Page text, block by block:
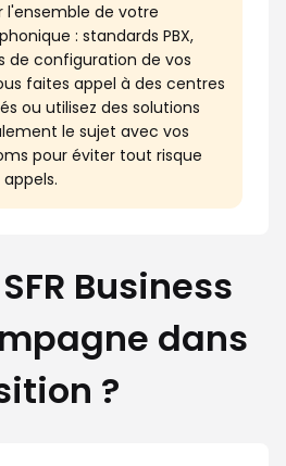
l'ensemble de votre
: standards PBX,
de configuration de vos
faites appel à des centres
ou utilisez des solutions
le sujet avec vos
pour éviter tout risque
Business
dans
?